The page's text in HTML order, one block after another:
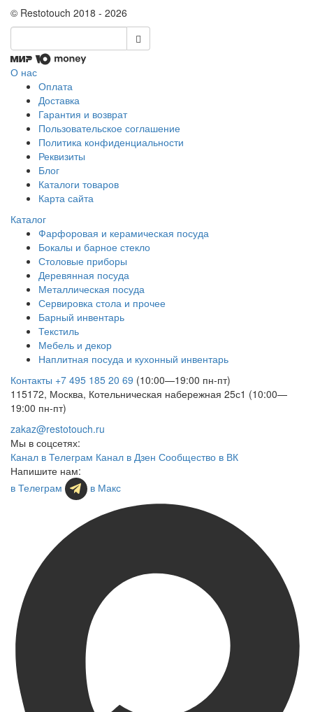
© Restotouch 2018 - 2026
О нас
Оплата
Доставка
Гарантия и возврат
Пользовательское соглашение
Политика конфиденциальности
Реквизиты
Блог
Каталоги товаров
Карта сайта
Каталог
Фарфоровая и керамическая посуда
Бокалы и барное стекло
Столовые приборы
Деревянная посуда
Металлическая посуда
Сервировка стола и прочее
Барный инвентарь
Текстиль
Мебель и декор
Наплитная посуда и кухонный инвентарь
Контакты +7 495 185 20 69 (10:00—19:00 пн-пт)
115172, Москва, Котельническая набережная 25с1 (10:00—
19:00 пн-пт)
zakaz@restotouch.ru
Мы в соцсетях:
Канал в Телеграм Канал в Дзен Сообщество в ВК
Напишите нам:
в Телеграм
в Макс